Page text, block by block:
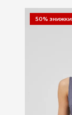
50% знижки